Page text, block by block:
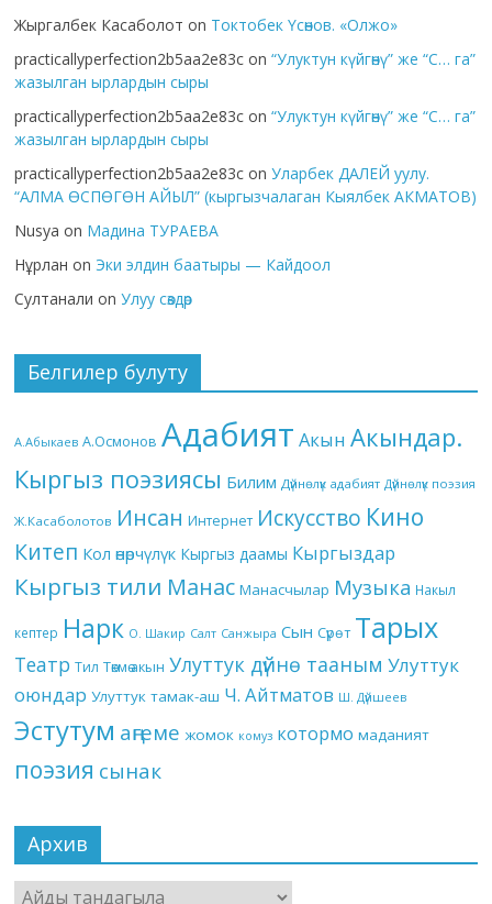
Жыргалбек Касаболот on Токтобек Үсөнов. «Олжо»
practicallyperfection2b5aa2e83c on“Улуктун күйгөнү” же “С… га”
жазылган ырлардын сыры
practicallyperfection2b5aa2e83c on“Улуктун күйгөнү” же “С… га”
жазылган ырлардын сыры
practicallyperfection2b5aa2e83c onУларбек ДАЛЕЙ уулу.
“АЛМА ӨСПӨГӨН АЙЫЛ” (кыргызчалаган Кыялбек АКМАТОВ)
Nusya on Мадина ТУРАЕВА
Нұрлан on Эки элдин баатыры — Кайдоол
Султанали onУлуу сөздөр
Белгилер булуту
А.Абыкаев А.Осмонов Адабият Акын Акындар.
Кыргыз поэзиясы Билим Дүйнөлүк адабият Дүйнөлүк поэзия
Ж.Касаболотов Инсан Интернет Искусство Кино
Китеп Кол өнөрчүлүк Кыргыз даамы Кыргыздар
Кыргыз тили Манас Манасчылар Музыка Накыл
кептер Нарк О. Шакир Салт Санжыра Сын Сүрөт Тарых
Театр Тил Төкмө акын Улуттук дүйнө тааным Улуттук
оюндар Улуттук тамак-аш Ч. Айтматов Ш. Дүйшеев
Эстутум аңгеме жомок комуз котормо маданият
поэзия сынак
Архив
Архив